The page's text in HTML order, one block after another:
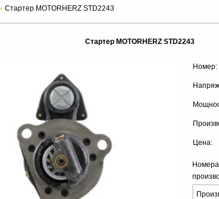
Стартер MOTORHERZ STD2243
Стартер MOTORHERZ STD2243
Номер:
Цена:
Номера